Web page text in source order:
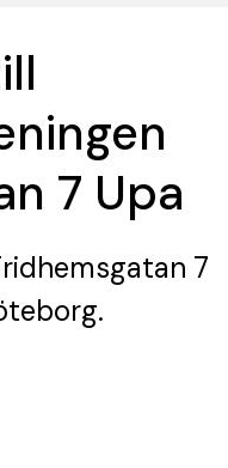
7 Upa
7